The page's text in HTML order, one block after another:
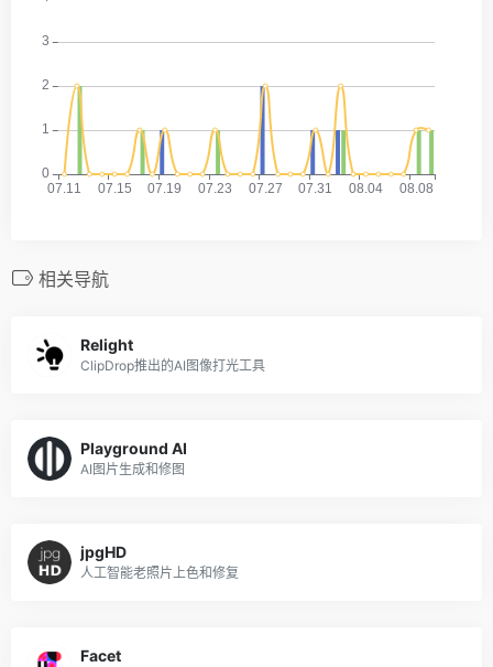
相关导航
Relight
ClipDrop推出的AI图像打光工具
Playground AI
AI图片生成和修图
jpgHD
人工智能老照片上色和修复
Facet